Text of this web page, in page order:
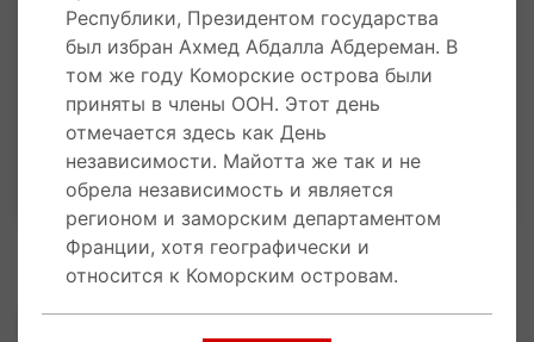
как День независимости.
Майотта же так и не обрела независимость и
является регионом и заморским
департаментом Франции, хотя географически
и относится к Коморским островам.
СВЯЗАННЫЕ СТАТЬИ
Республики, Президентом государства
был избран Ахмед Абдалла Абдереман. В
том же году Коморские острова были
приняты в члены ООН. Этот день
отмечается здесь как День
независимости. Майотта же так и не
обрела независимость и является
регионом и заморским департаментом
Франции, хотя географически и
относится к Коморским островам.